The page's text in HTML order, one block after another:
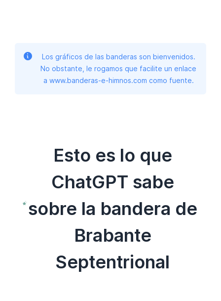
Los gráficos de las banderas son bienvenidos.
No obstante, le rogamos que facilite un enlace
a www.banderas-e-himnos.com como fuente.
Esto es lo que
ChatGPT sabe
sobre la bandera de
Brabante
Septentrional